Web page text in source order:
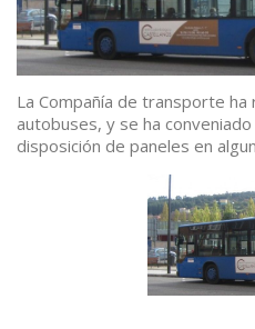
La Compañía de transporte
autobuses, y se ha
disposición de paneles en